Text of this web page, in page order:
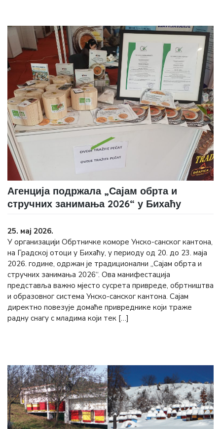
Агенција подржала „Сајам обрта и
стручних занимања 2026“ у Бихаћу
25. мај 2026.
У организацији Обртничке коморе Унско-санског кантона,
на Градској отоци у Бихаћу, у периоду од 20. до 23. маја
2026. године, одржан је традиционални „Сајам обрта и
стручних занимања 2026“. Ова манифестација
представља важно мјесто сусрета привреде, обртништва
и образовног система Унско-санског кантона. Сајам
директно повезује домаће привреднике који траже
радну снагу с младима који тек […]